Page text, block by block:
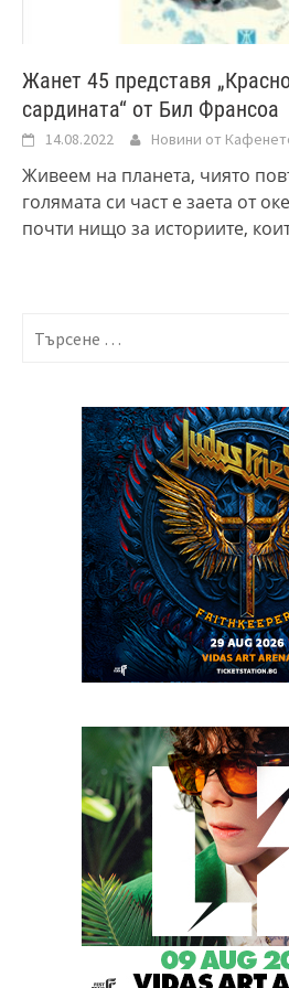
Жанет 45 представя
сардината“ от Бил Франсоа
14.08.2022 Новини от
Живеем на планета, чиято
голямата си част е заета от
почти нищо за историите,
за: